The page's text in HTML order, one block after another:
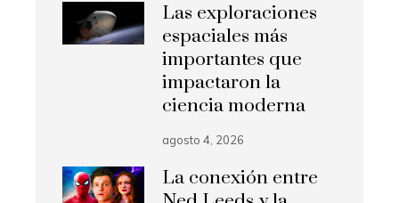
Las exploraciones
espaciales más
importantes que
impactaron la
ciencia moderna
agosto 4, 2026
La conexión entre